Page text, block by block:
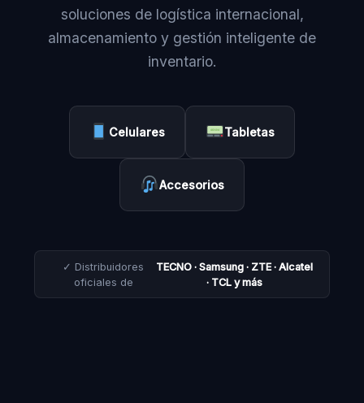
soluciones de logística internacional,
almacenamiento y gestión inteligente de
inventario.
Celulares Tabletas
Accesorios
✓ Distribuidores
oficiales de
TECNO · Samsung · ZTE · Alcatel
· TCL y más